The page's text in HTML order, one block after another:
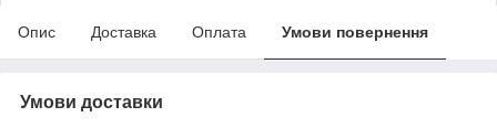
Опис Доставка Оплата Умови повернення
Умови доставки